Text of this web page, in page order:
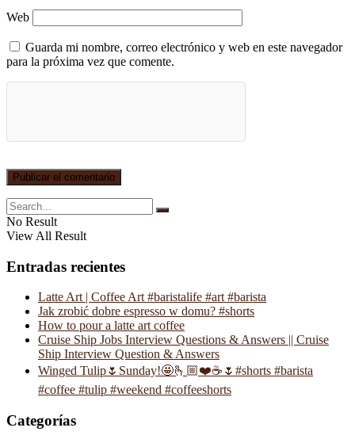
Web
Guarda mi nombre, correo electrónico y web en este navegador
para la próxima vez que comente.
No Result
View All Result
Entradas recientes
Latte Art | Coffee Art #baristalife #art #barista
Jak zrobić dobre espresso w domu? #shorts
How to pour a latte art coffee
Cruise Ship Jobs Interview Questions & Answers || Cruise
Ship Interview Question & Answers
Winged Tulip🌷Sunday!🤩🫰🏼❤️☕️🌷#shorts #barista
#coffee #tulip #weekend #coffeeshorts
Categorías